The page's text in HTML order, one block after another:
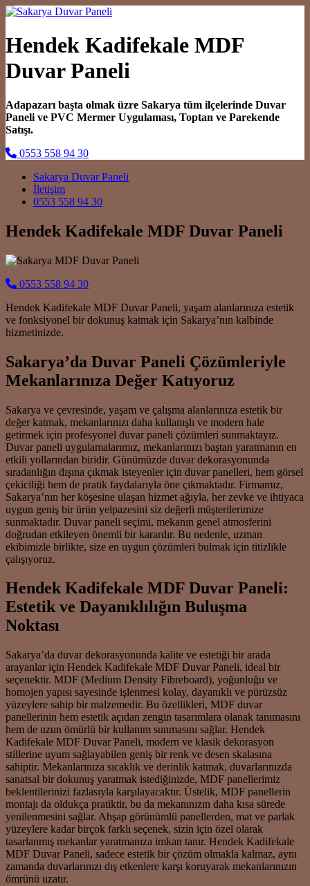
Hendek Kadifekale MDF
Duvar Paneli
Adapazarı başta olmak üzre Sakarya tüm ilçelerinde Duvar
Paneli ve PVC Mermer Uygulaması, Toptan ve Parekende
Satışı.
0553 558 94 30
Main Navigation
Sakarya Duvar Paneli
İletişim
0553 558 94 30
Hendek Kadifekale MDF Duvar Paneli
0553 558 94 30
Hendek Kadifekale MDF Duvar Paneli, yaşam alanlarınıza estetik
ve fonksiyonel bir dokunuş katmak için Sakarya’nın kalbinde
hizmetinizde.
Sakarya’da Duvar Paneli Çözümleriyle
Mekanlarınıza Değer Katıyoruz
Sakarya ve çevresinde, yaşam ve çalışma alanlarınıza estetik bir
değer katmak, mekanlarınızı daha kullanışlı ve modern hale
getirmek için profesyonel duvar paneli çözümleri sunmaktayız.
Duvar paneli uygulamalarımız, mekanlarınızı baştan yaratmanın en
etkili yollarından biridir. Günümüzde duvar dekorasyonunda
sıradanlığın dışına çıkmak isteyenler için duvar panelleri, hem görsel
çekiciliği hem de pratik faydalarıyla öne çıkmaktadır. Firmamız,
Sakarya’nın her köşesine ulaşan hizmet ağıyla, her zevke ve ihtiyaca
uygun geniş bir ürün yelpazesini siz değerli müşterilerimize
sunmaktadır. Duvar paneli seçimi, mekanın genel atmosferini
doğrudan etkileyen önemli bir karardır. Bu nedenle, uzman
ekibimizle birlikte, size en uygun çözümleri bulmak için titizlikle
çalışıyoruz.
Hendek Kadifekale MDF Duvar Paneli:
Estetik ve Dayanıklılığın Buluşma
Noktası
Sakarya’da duvar dekorasyonunda kalite ve estetiği bir arada
arayanlar için Hendek Kadifekale MDF Duvar Paneli, ideal bir
seçenektir. MDF (Medium Density Fibreboard), yoğunluğu ve
homojen yapısı sayesinde işlenmesi kolay, dayanıklı ve pürüzsüz
yüzeylere sahip bir malzemedir. Bu özellikleri, MDF duvar
panellerinin hem estetik açıdan zengin tasarımlara olanak tanımasını
hem de uzun ömürlü bir kullanım sunmasını sağlar. Hendek
Kadifekale MDF Duvar Paneli, modern ve klasik dekorasyon
stillerine uyum sağlayabilen geniş bir renk ve desen skalasına
sahiptir. Mekanlarınıza sıcaklık ve derinlik katmak, duvarlarınızda
sanatsal bir dokunuş yaratmak istediğinizde, MDF panellerimiz
beklentilerinizi fazlasıyla karşılayacaktır. Üstelik, MDF panellerin
montajı da oldukça pratiktir, bu da mekanınızın daha kısa sürede
yenilenmesini sağlar. Ahşap görünümlü panellerden, mat ve parlak
yüzeylere kadar birçok farklı seçenek, sizin için özel olarak
tasarlanmış mekanlar yaratmanıza imkan tanır. Hendek Kadifekale
MDF Duvar Paneli, sadece estetik bir çözüm olmakla kalmaz, aynı
zamanda duvarlarınızı dış etkenlere karşı koruyarak mekanlarınızın
ömrünü uzatır.